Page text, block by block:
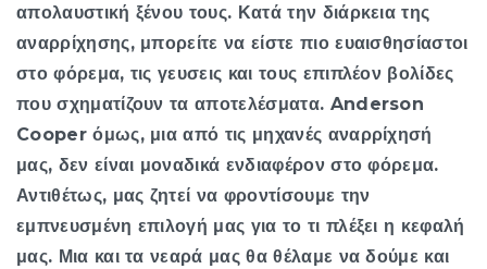
απολαυστική ξένου τους. Κατά την διάρκεια της
αναρρίχησης, μπορείτε να είστε πιο ευαισθησίαστοι
στο φόρεμα, τις γευσεις και τους επιπλέον βολίδες
που σχηματίζουν τα αποτελέσματα. Anderson
Cooper όμως, μια από τις μηχανές αναρρίχησή
μας, δεν είναι μοναδικά ενδιαφέρον στο φόρεμα.
Αντιθέτως, μας ζητεί να φροντίσουμε την
εμπνευσμένη επιλογή μας για το τι πλέξει η κεφαλή
μας. Μια και τα νεαρά μας θα θέλαμε να δούμε και